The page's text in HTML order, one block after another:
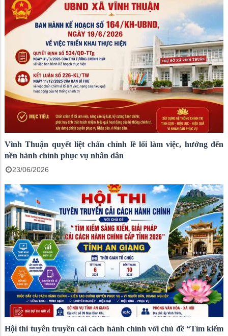
Vĩnh Thuận quyết liệt chấn chỉnh lề lối làm việc, hướng đến
nền hành chính phục vụ nhân dân
23/06/2026
Hội thi tuyên truyền cải cách hành chính với chủ đề “Tìm kiếm